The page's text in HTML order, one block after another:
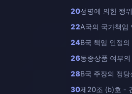
20성명에 의한 행
22A국의 국가책임
24B국 책임 인정의
26동종상품 여부
28B국 주장의 정당
30제20조 (b)호 -